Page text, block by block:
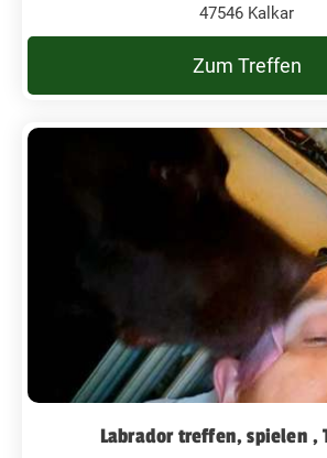
47546 Kalkar
Zum Treffen
Labrador treffen, spielen ,